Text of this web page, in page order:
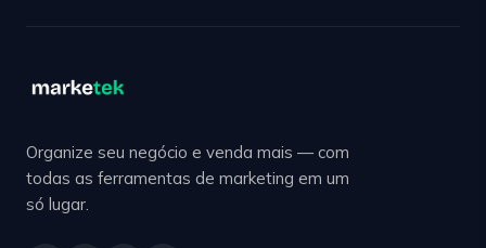
Organize seu negócio e venda mais — com
todas as ferramentas de marketing em um
só lugar.